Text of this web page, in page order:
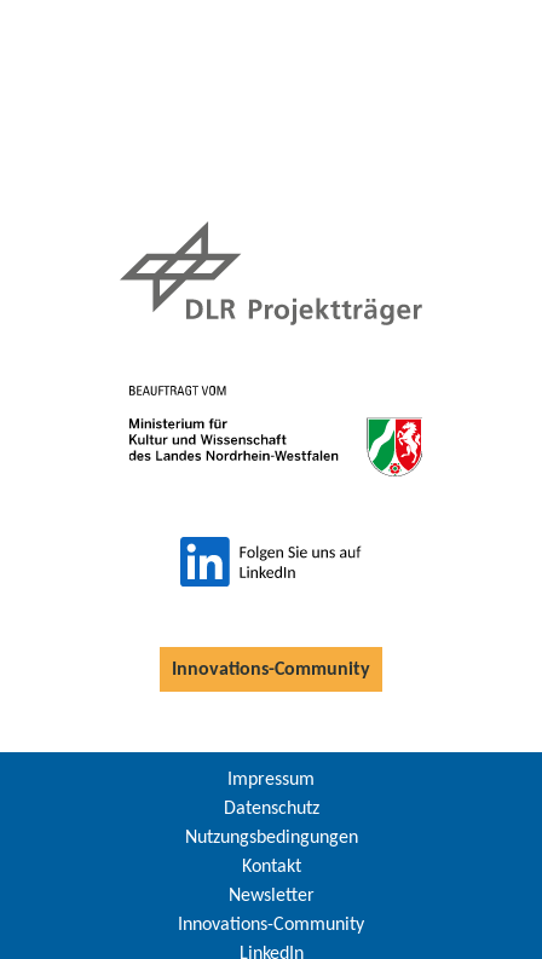
Innovations-Community
Impressum
Datenschutz
Nutzungsbedingungen
Kontakt
Newsletter
Innovations-Community
LinkedIn